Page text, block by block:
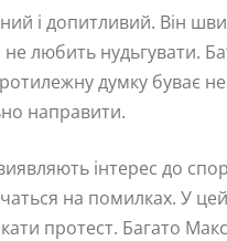
і допитливий. Він
і не любить нудьгувати.
думку буває
направити.
інтерес до
на помилках. У
протест. Багато